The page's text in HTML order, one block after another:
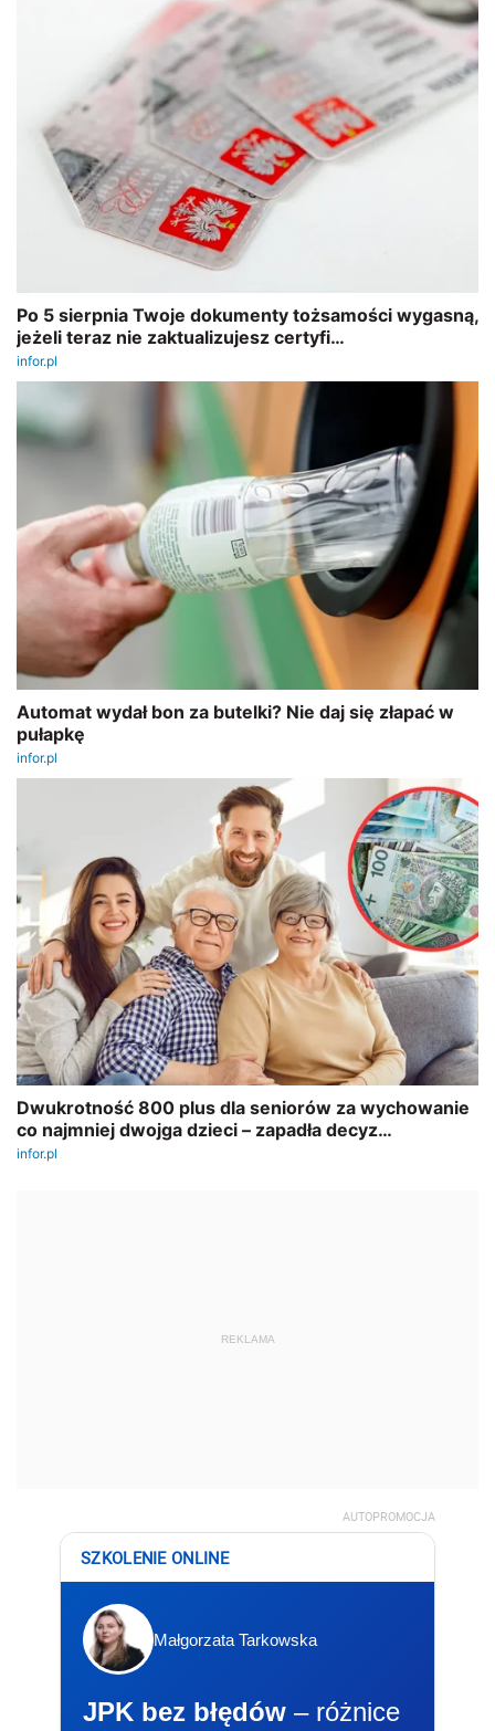
REKLAMA
AUTOPROMOCJA
SZKOLENIE ONLINE
Małgorzata Tarkowska
JPK bez błędów – różnice